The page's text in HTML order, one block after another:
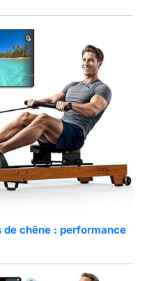
de chêne : performance